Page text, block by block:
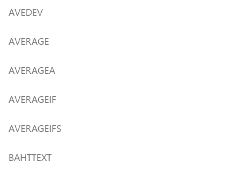
AVEDEV
AVERAGE
AVERAGEA
AVERAGEIF
AVERAGEIFS
BAHTTEXT